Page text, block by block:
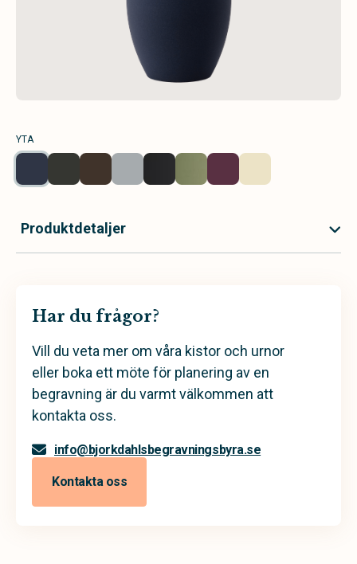
YTA
Produktdetaljer
Har du frågor?
Vill du veta mer om våra kistor och urnor
eller boka ett möte för planering av en
begravning är du varmt välkommen att
kontakta oss.
info@bjorkdahlsbegravningsbyra.se
Kontakta oss